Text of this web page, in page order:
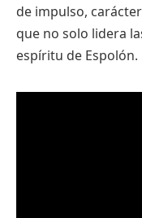
de impulso,
que no solo lidera
espíritu de Espolón.